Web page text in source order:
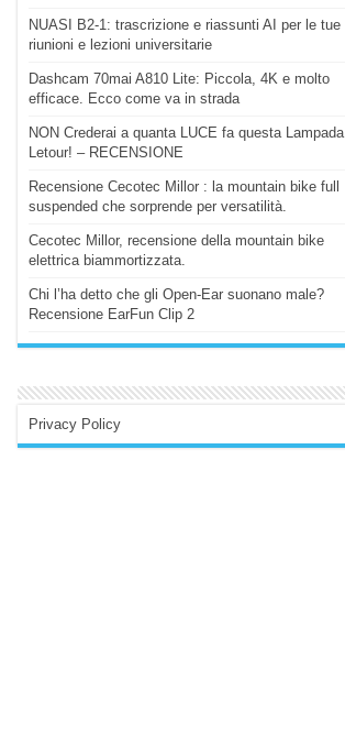
NUASI B2-1: trascrizione e riassunti AI per le tue
riunioni e lezioni universitarie
Dashcam 70mai A810 Lite: Piccola, 4K e molto
efficace. Ecco come va in strada
NON Crederai a quanta LUCE fa questa Lampada
Letour! – RECENSIONE
Recensione Cecotec Millor : la mountain bike full
suspended che sorprende per versatilità.
Cecotec Millor, recensione della mountain bike
elettrica biammortizzata.
Chi l’ha detto che gli Open-Ear suonano male?
Recensione EarFun Clip 2
Privacy Policy